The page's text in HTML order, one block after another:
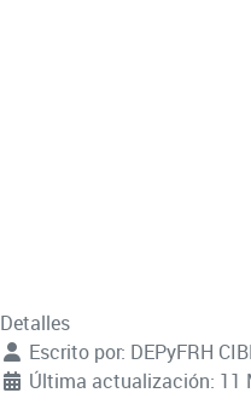
Detalles
Escrito por: DEPyFRH
Última actualización: 11